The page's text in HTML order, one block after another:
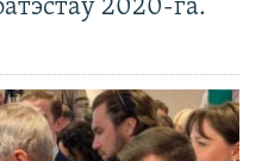
2020-га.